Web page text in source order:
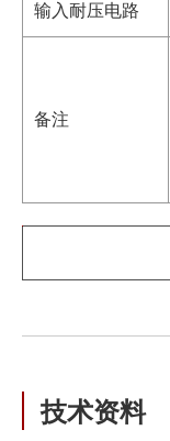
输入耐压电路
备注
技术资料